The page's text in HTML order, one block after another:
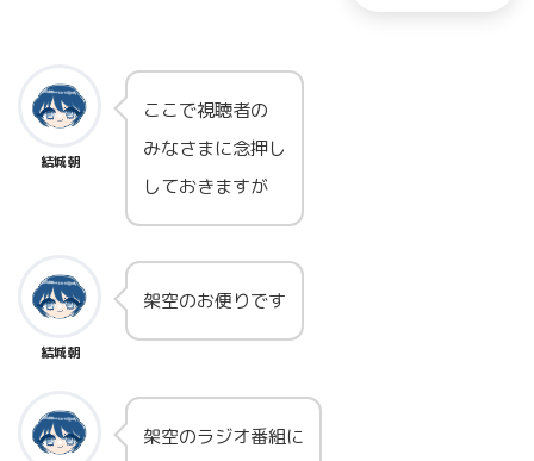
結城朝
ここで視聴者の
みなさまに念押し
しておきますが
結城朝
架空のお便りです
架空のラジオ番組に